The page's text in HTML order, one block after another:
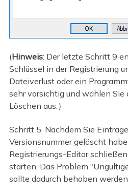
(Hinweis: Der letzte Schritt 9
Schlüssel in der Registrierung
Dateiverlust oder ein
sehr vorsichtig und wählen Sie
Löschen aus.）
Schritt 5. Nachdem Sie
Versionsnummer gelöscht
Registrierungs-Editor
starten. Das Problem
sollte dadurch behoben